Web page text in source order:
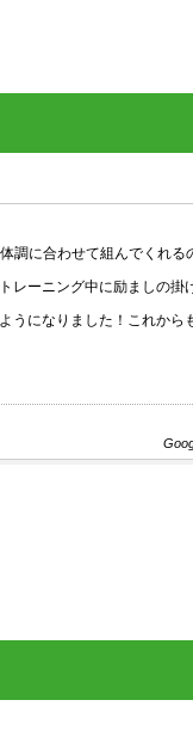
合わせて組んでくれるの
ニング中に励ましの掛け
なりました！これからも
Google